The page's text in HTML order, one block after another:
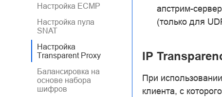
Настройка ECMP
Настройка пула
SNAT
Настройка
Transparent Proxy
Балансировка на
основе набора
шифров
апстрим-
(только для
IP
При
клиента, с